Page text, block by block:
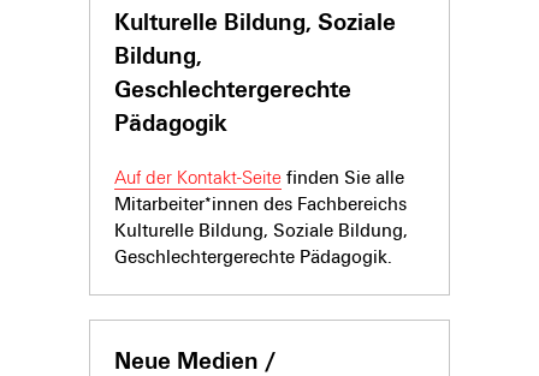
Kulturelle Bildung, Soziale
Bildung,
Geschlechtergerechte
Pädagogik
Auf der Kontakt-Seite finden Sie alle
Mitarbeiter*innen des Fachbereichs
Kulturelle Bildung, Soziale Bildung,
Geschlechtergerechte Pädagogik.
Neue Medien /